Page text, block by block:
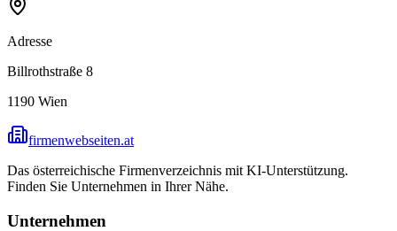
Adresse
Billrothstraße 8
1190 Wien
firmenwebseiten.at
Das österreichische Firmenverzeichnis mit KI-Unterstützung.
Finden Sie Unternehmen in Ihrer Nähe.
Unternehmen